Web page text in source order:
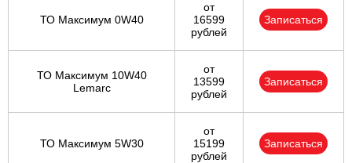
ТО Максимум 0W40
от
16599
рублей
Записаться
ТО Максимум 10W40
Lemarc
от
13599
рублей
Записаться
ТО Максимум 5W30
от
15199
рублей
Записаться